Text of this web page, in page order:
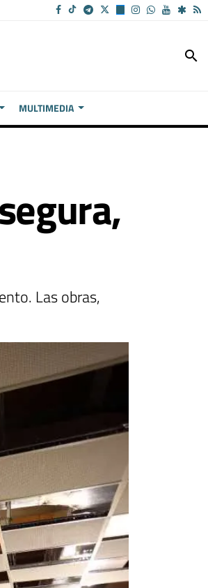
search
MULTIMEDIA
Las obras,